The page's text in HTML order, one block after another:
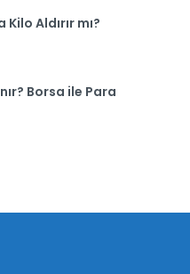
Aldırır mı?
Borsa ile Para